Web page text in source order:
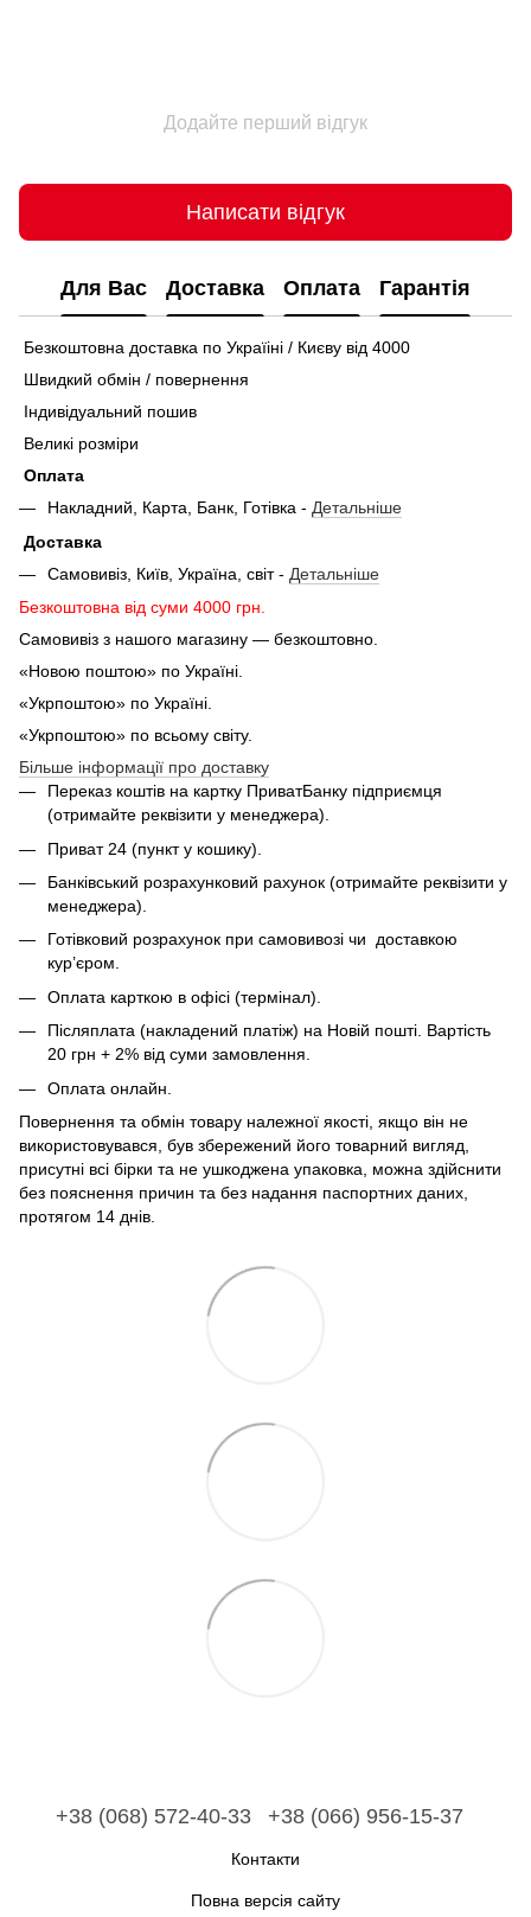
Додайте перший відгук
Написати відгук
Для Вас Доставка Оплата Гарантія
Безкоштовна доставка по Україіні / Києву від 4000
Швидкий обмін / повернення
Індивідуальний пошив
Великі розміри
Оплата
Накладний, Карта, Банк, Готівка - Детальніше
Доставка
Самовивіз, Київ, Україна, світ - Детальніше
Безкоштовна від суми 4000 грн.
Самовивіз з нашого магазину — безкоштовно.
«Новою поштою» по Україні.
«Укрпоштою» по Україні.
«Укрпоштою» по всьому світу.
Більше інформації про доставку
Переказ коштів на картку ПриватБанку підприємця
(отримайте реквізити у менеджера).
Приват 24 (пункт у кошику).
Банківський розрахунковий рахунок (отримайте реквізити у
менеджера).
Готівковий розрахунок при самовивозі чи доставкою
кур’єром.
Оплата карткою в офісі (термінал).
Післяплата (накладений платіж) на Новій пошті. Вартість
20 грн + 2% від суми замовлення.
Оплата онлайн.
Повернення та обмін товару належної якості, якщо він не
використовувався, був збережений його товарний вигляд,
присутні всі бірки та не ушкоджена упаковка, можна здійснити
без пояснення причин та без надання паспортних даних,
протягом 14 днів.
+38 (068) 572-40-33 +38 (066) 956-15-37
Контакти
Повна версія сайту